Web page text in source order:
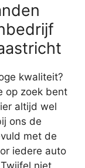
kwaliteit?
op zoek bent
altijd wel
ons de
met de
iedere auto